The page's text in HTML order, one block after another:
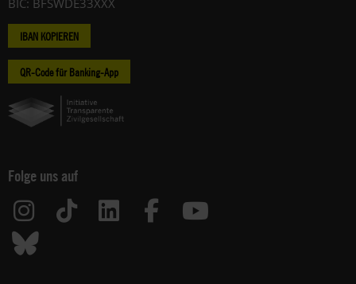
BIC: BFSWDE33XXX
IBAN KOPIEREN
QR-Code für Banking-App
Folge uns auf